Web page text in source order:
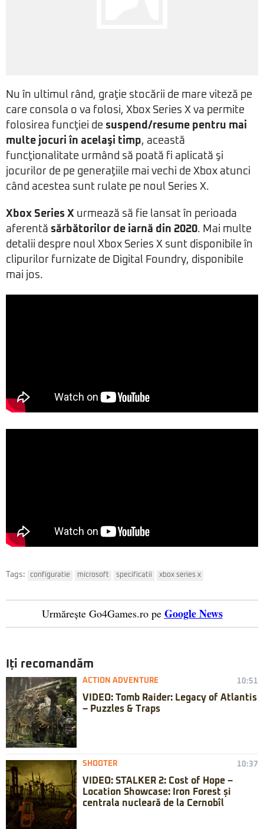
Nu în ultimul rând, graţie stocării de mare viteză pe
care consola o va folosi, Xbox Series X va permite
folosirea funcţiei de suspend/resume pentru mai
multe jocuri în acelaşi timp, această
funcţionalitate urmând să poată fi aplicată şi
jocurilor de pe generaţiile mai vechi de Xbox atunci
când acestea sunt rulate pe noul Series X.
Xbox Series X urmează să fie lansat în perioada
aferentă sărbătorilor de iarnă din 2020. Mai multe
detalii despre noul Xbox Series X sunt disponibile în
clipurilor furnizate de Digital Foundry, disponibile
mai jos.
Tags: configuratie microsoft specificatii xbox series x
Urmărește Go4Games.ro pe Google News
Iți recomandăm
ACTION ADVENTURE 10:51
VIDEO: Tomb Raider: Legacy of Atlantis
– Puzzles & Traps
SHOOTER 10:37
VIDEO: STALKER 2: Cost of Hope –
Location Showcase: Iron Forest și
centrala nucleară de la Cernobîl